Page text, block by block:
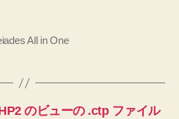
All in One
のビューの .ctp ファイル